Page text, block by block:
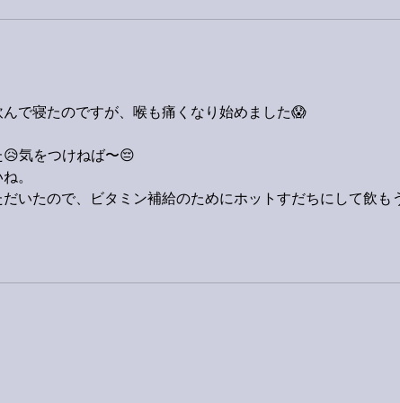
で寝たのですが、喉も痛くなり始めました😱
気をつけねば〜😔
。
いたので、ビタミン補給のためにホットすだちにして飲も